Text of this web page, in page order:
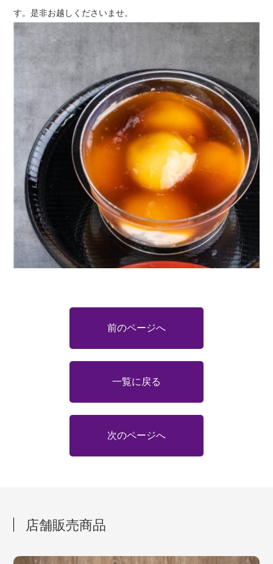
す。是非お越しくださいませ。
前のページへ
一覧に戻る
次のページへ
店舗販売商品